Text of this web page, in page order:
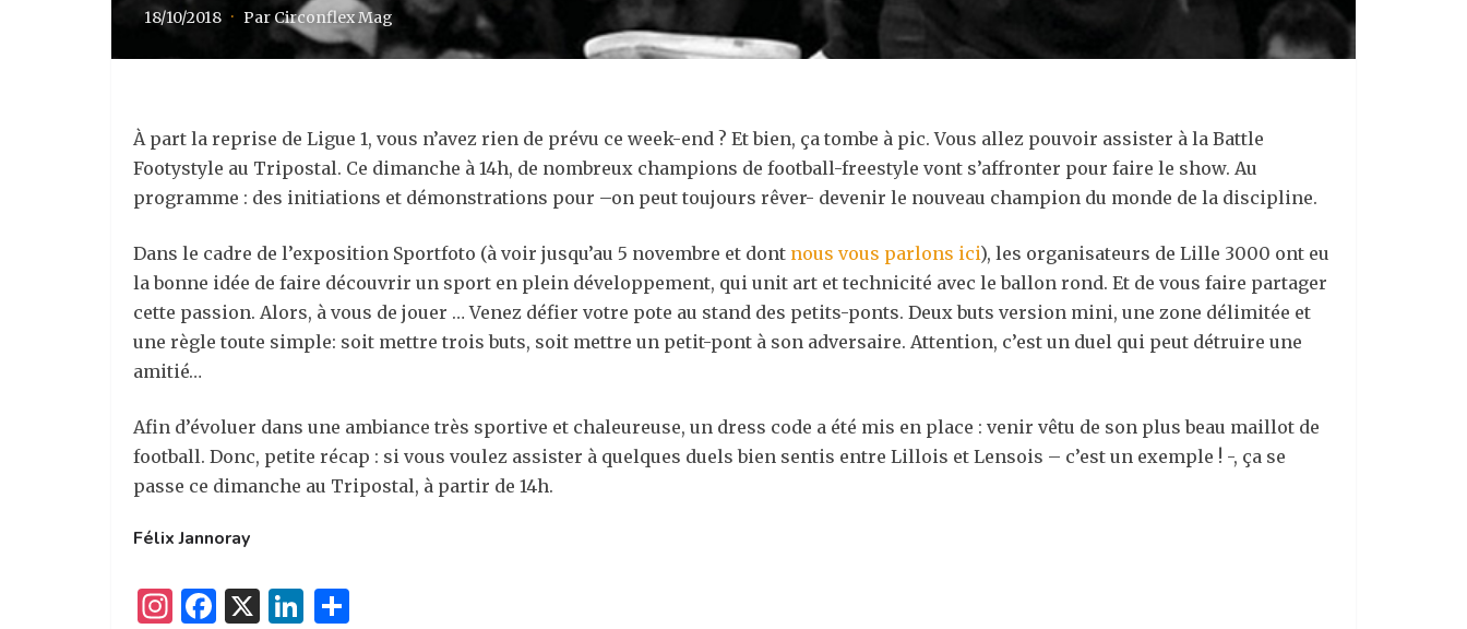
18/10/2018 · Par Circonflex Mag
À part la reprise de Ligue 1, vous n’avez rien de prévu ce week-end ? Et bien, ça tombe à pic. Vous allez pouvoir assister à la Battle
Footystyle au Tripostal. Ce dimanche à 14h, de nombreux champions de football-freestyle vont s’affronter pour faire le show. Au
programme : des initiations et démonstrations pour –on peut toujours rêver- devenir le nouveau champion du monde de la discipline.
Dans le cadre de l’exposition Sportfoto (à voir jusqu’au 5 novembre et dont nous vous parlons ici), les organisateurs de Lille 3000 ont eu
la bonne idée de faire découvrir un sport en plein développement, qui unit art et technicité avec le ballon rond. Et de vous faire partager
cette passion. Alors, à vous de jouer … Venez défier votre pote au stand des petits-ponts. Deux buts version mini, une zone délimitée et
une règle toute simple: soit mettre trois buts, soit mettre un petit-pont à son adversaire. Attention, c’est un duel qui peut détruire une
amitié…
Afin d’évoluer dans une ambiance très sportive et chaleureuse, un dress code a été mis en place : venir vêtu de son plus beau maillot de
football. Donc, petite récap : si vous voulez assister à quelques duels bien sentis entre Lillois et Lensois – c’est un exemple ! -, ça se
passe ce dimanche au Tripostal, à partir de 14h.
Félix Jannoray
I
F
X
Li